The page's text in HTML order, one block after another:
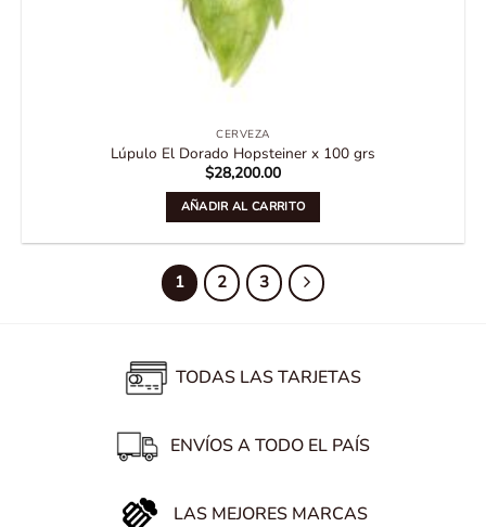
CERVEZA
Lúpulo El Dorado Hopsteiner x 100 grs
$28,200.00
AÑADIR AL CARRITO
1 2 3
TODAS LAS TARJETAS
ENVÍOS A TODO EL PAÍS
LAS MEJORES MARCAS